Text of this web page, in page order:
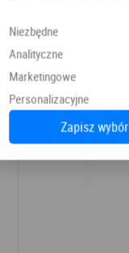
Niezbędne
Analityczne
Marketingowe
Personalizacyjne
Zapisz wybór